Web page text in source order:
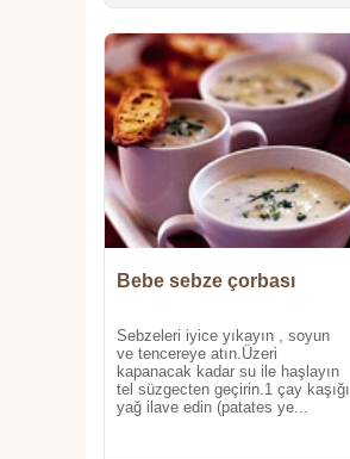
Bebe sebze çorbası
Sebzeleri iyice yıkayın , soyun
ve tencereye atın.Üzeri
kapanacak kadar su ile haşlayın
tel süzgecten geçirin.1 çay kaşığı
yağ ilave edin (patates ye...